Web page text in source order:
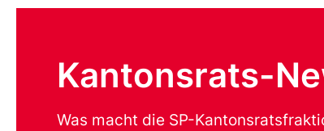
Kantonsrats-
Was macht die SP-